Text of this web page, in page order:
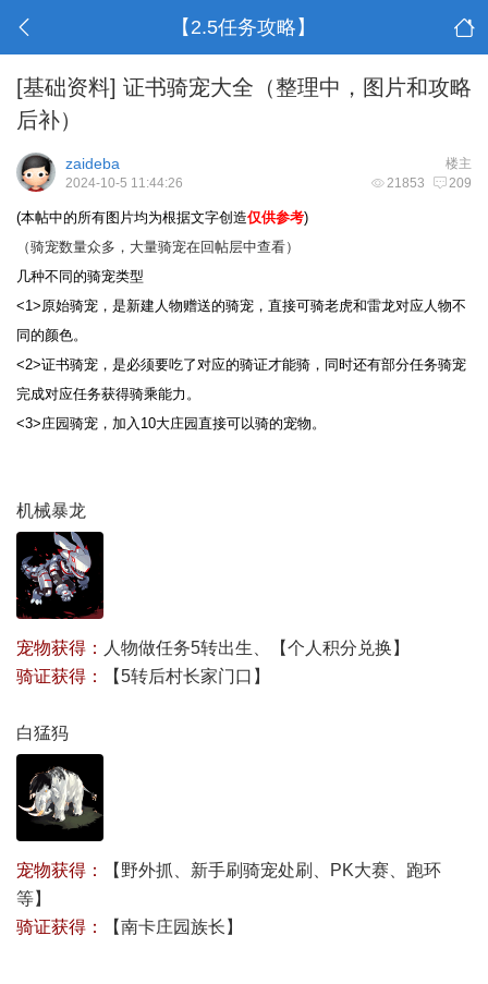
【2.5任务攻略】
[基础资料] 证书骑宠大全（整理中，图片和攻略
后补）
楼主
zaideba
21853 209
2024-10-5 11:44:26
(本帖中的所有图片均为根据文字创造仅供参考)
（骑宠数量众多，大量骑宠在回帖层中查看）
几种不同的骑宠类型
<1>原始骑宠，是新建人物赠送的骑宠，直接可骑老虎和雷龙对应人物不
同的颜色。
<2>证书骑宠，是必须要吃了对应的骑证才能骑，同时还有部分任务骑宠
完成对应任务获得骑乘能力。
<3>庄园骑宠，加入10大庄园直接可以骑的宠物。
机械暴龙
宠物获得： 人物做任务5转出生、【个人积分兑换 】
骑证获得：
【5转后村长家门口 】
白猛犸
宠物获得： 【 野外抓、新手刷骑宠处刷、PK大赛、跑环
等】
骑证获得：
【南卡庄园族长 】